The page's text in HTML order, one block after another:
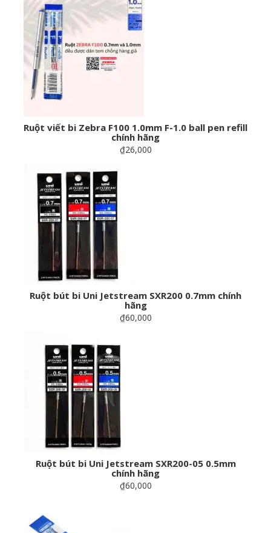
Ruột viết bi Zebra F100 1.0mm F-1.0 ball pen refill
chính hãng
₫26,000
Ruột bút bi Uni Jetstream SXR200 0.7mm chính
hãng
₫60,000
Ruột bút bi Uni Jetstream SXR200-05 0.5mm
chính hãng
₫60,000